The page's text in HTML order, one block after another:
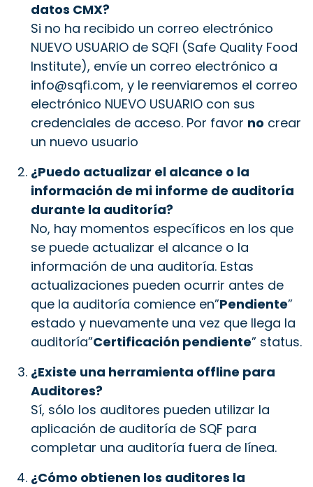
datos CMX?
Si no ha recibido un correo electrónico
NUEVO USUARIO de SQFI (Safe Quality Food
Institute), envíe un correo electrónico a
info@sqfi.com, y le reenviaremos el correo
electrónico NUEVO USUARIO con sus
credenciales de acceso. Por favor no crear
un nuevo usuario
¿Puedo actualizar el alcance o la
información de mi informe de auditoría
durante la auditoría?
No, hay momentos específicos en los que
se puede actualizar el alcance o la
información de una auditoría. Estas
actualizaciones pueden ocurrir antes de
que la auditoría comience en”Pendiente”
estado y nuevamente una vez que llega la
auditoría”Certificación pendiente” status.
¿Existe una herramienta offline para
Auditores?
Sí, sólo los auditores pueden utilizar la
aplicación de auditoría de SQF para
completar una auditoría fuera de línea.
¿Cómo obtienen los auditores la